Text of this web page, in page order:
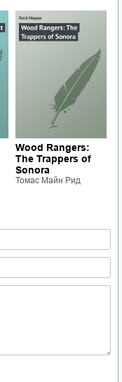
Wood Rangers:
The Trappers of
Sonora
Томас Майн Рид